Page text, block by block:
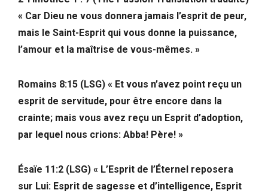
« Car Dieu ne vous donnera jamais l’esprit de peur,
mais le Saint-Esprit qui vous donne la puissance,
l’amour et la maîtrise de vous-mêmes. »
Romains 8:15 (LSG) « Et vous n’avez point reçu un
esprit de servitude, pour être encore dans la
crainte; mais vous avez reçu un Esprit d’adoption,
par lequel nous crions: Abba! Père! »
Ésaïe 11:2 (LSG) « L’Esprit de l’Éternel reposera
sur Lui: Esprit de sagesse et d’intelligence, Esprit